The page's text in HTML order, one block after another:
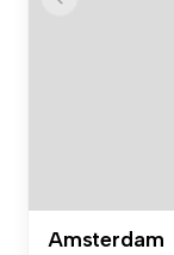
Amsterdam